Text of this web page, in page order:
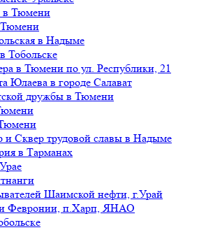
в Тюмени
Тюмени
в Надыме
Тобольске
в Тюмени по ул. Республики, 21
Юлаева в городе Салават
дружбы в Тюмени
Сквер трудовой славы в Надыме
в Тарманах
Шаимской нефти, г.Урай
и Февронии, п.Харп, ЯНАО